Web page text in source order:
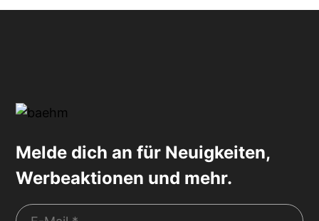
Melde dich an für Neuigkeiten,
Werbeaktionen und mehr.